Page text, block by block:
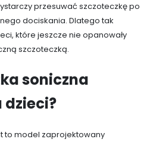
przesuwać szczoteczkę po
dociskania. Dlatego tak
które jeszcze nie opanowały
szczoteczką.
soniczna
dzieci?
to model zaprojektowany